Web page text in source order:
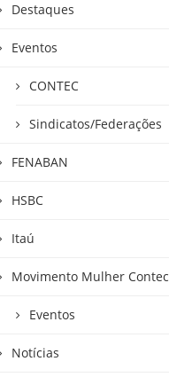
Destaques
Eventos
CONTEC
Sindicatos/Federações
FENABAN
HSBC
Itaú
Movimento Mulher Contec
Eventos
Notícias